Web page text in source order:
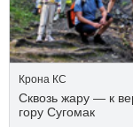
Крона КС
Сквозь жару — к
гору Сугомак